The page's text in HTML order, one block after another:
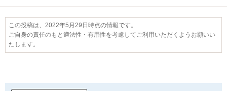
この投稿は、2022年5月29日時点の情報です。
ご自身の責任のもと適法性・有用性を考慮してご利用いただくようお願いい
たします。